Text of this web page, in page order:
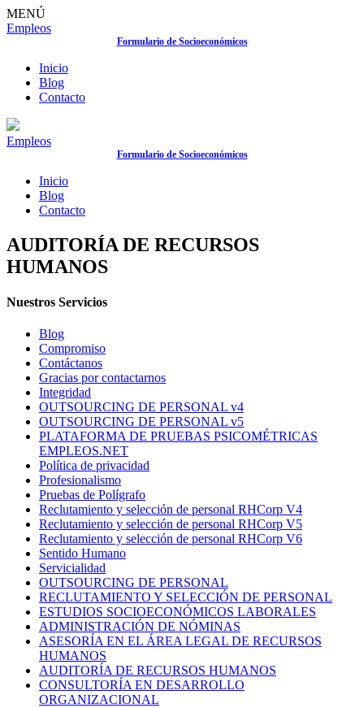
MENÚ
Empleos
Formulario de Socioeconómicos
Inicio
Blog
Contacto
Empleos
Formulario de Socioeconómicos
Inicio
Blog
Contacto
AUDITORÍA DE RECURSOS
HUMANOS
Nuestros Servicios
Blog
Compromiso
Contáctanos
Gracias por contactarnos
Integridad
OUTSOURCING DE PERSONAL v4
OUTSOURCING DE PERSONAL v5
PLATAFORMA DE PRUEBAS PSICOMÉTRICAS
EMPLEOS.NET
Política de privacidad
Profesionalismo
Pruebas de Polígrafo
Reclutamiento y selección de personal RHCorp V4
Reclutamiento y selección de personal RHCorp V5
Reclutamiento y selección de personal RHCorp V6
Sentido Humano
Servicialidad
OUTSOURCING DE PERSONAL
RECLUTAMIENTO Y SELECCIÓN DE PERSONAL
ESTUDIOS SOCIOECONÓMICOS LABORALES
ADMINISTRACIÓN DE NÓMINAS
ASESORÍA EN EL ÁREA LEGAL DE RECURSOS
HUMANOS
AUDITORÍA DE RECURSOS HUMANOS
CONSULTORÍA EN DESARROLLO
ORGANIZACIONAL